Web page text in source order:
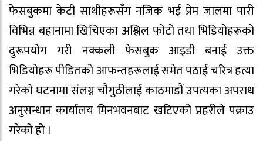
फेसबुकमा केटी साथीहरूसँग नजिक भई प्रेम जालमा पारी
विभिन्न बहानामा खिचिएका अश्लिल फोटो तथा भिडियोहरूको
दुरूपयोग गरी नक्कली फेसबुक आइडी बनाई उक्त
भिडियोहरू पीडितको आफन्तहरूलाई समेत पठाई चरित्र हत्या
गरेको घटनामा संलग्न चौगुठीलाई काठमाडौं उपत्यका अपराध
अनुसन्धान कार्यालय मिनभवनबाट खटिएको प्रहरीले पक्राउ
गरेको हो ।